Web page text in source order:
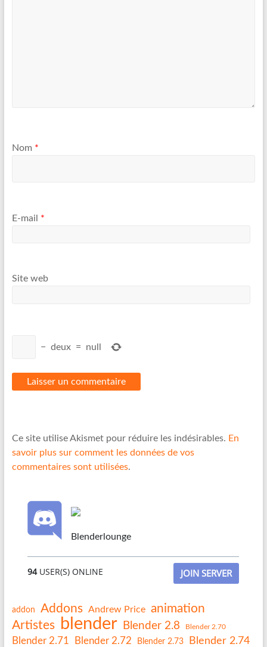
Nom *
E-mail *
Site web
− deux = null
Ce site utilise Akismet pour réduire les indésirables. En
savoir plus sur comment les données de vos
commentaires sont utilisées.
Blenderlounge
94USER(S) ONLINE JOIN SERVER
addon Addons Andrew Price animation
Artistes
blender Blender 2.8 Blender 2.70
Blender 2.71 Blender 2.72 Blender 2.73 Blender 2.74